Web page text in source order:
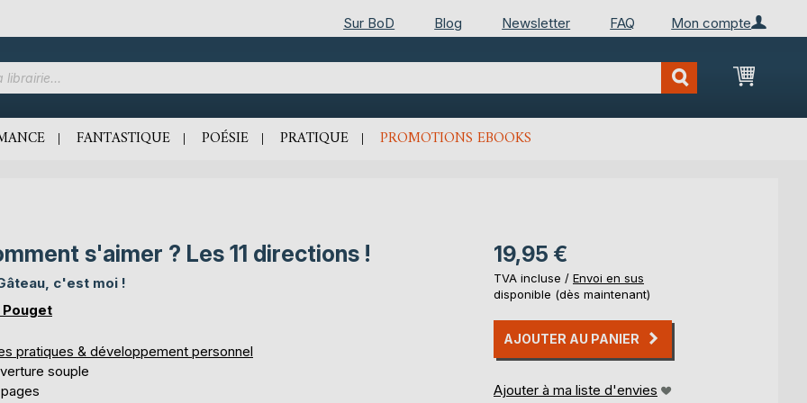
Mon compte
Sur BoD Blog Newsletter FAQ
Mon
FANTASTIQUE POÉSIE PRATIQUE PROMOTIONS EBOOKS
s'aimer ? Les 11 directions !
c'est moi !
Pouget
pratiques & développement personnel
souple
19,95 €
TVA incluse / Envoi en sus
disponible (dès maintenant)
AJOUTER AU PANIER
Ajouter à ma liste d'envies